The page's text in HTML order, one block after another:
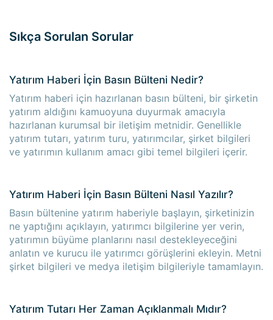
Sıkça Sorulan Sorular
Yatırım Haberi İçin Basın Bülteni Nedir?
Yatırım haberi için hazırlanan basın bülteni, bir şirketin
yatırım aldığını kamuoyuna duyurmak amacıyla
hazırlanan kurumsal bir iletişim metnidir. Genellikle
yatırım tutarı, yatırım turu, yatırımcılar, şirket bilgileri
ve yatırımın kullanım amacı gibi temel bilgileri içerir.
Yatırım Haberi İçin Basın Bülteni Nasıl Yazılır?
Basın bültenine yatırım haberiyle başlayın, şirketinizin
ne yaptığını açıklayın, yatırımcı bilgilerine yer verin,
yatırımın büyüme planlarını nasıl destekleyeceğini
anlatın ve kurucu ile yatırımcı görüşlerini ekleyin. Metni
şirket bilgileri ve medya iletişim bilgileriyle tamamlayın.
Yatırım Tutarı Her Zaman Açıklanmalı Mıdır?